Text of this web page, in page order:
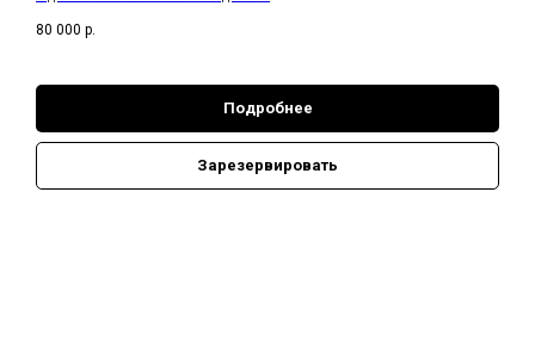
80 000 р.
Подробнее
Зарезервировать